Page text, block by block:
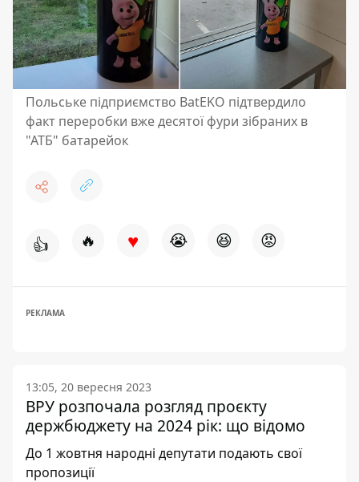
Польське підприємство BatEKO підтвердило
факт переробки вже десятої фури зібраних в
"АТБ" батарейок
👍 🔥 ♥ 😭 😆 😡
РЕКЛАМА
13:05, 20 вересня 2023
ВРУ розпочала розгляд проєкту
держбюджету на 2024 рік: що відомо
До 1 жовтня народні депутати подають свої
пропозиції